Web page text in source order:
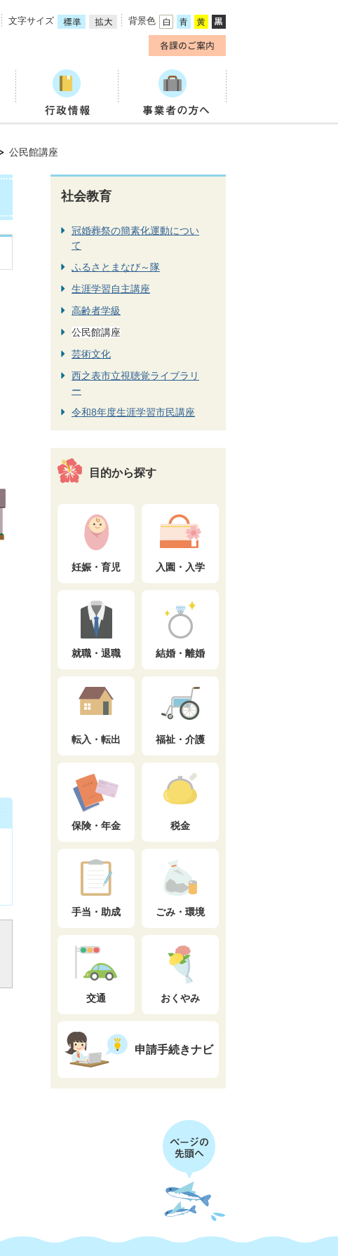
文字サイズ 背景色
公民館講座
社会教育
冠婚葬祭の簡素化運動につい
て
ふるさとまなび～隊
生涯学習自主講座
高齢者学級
公民館講座
芸術文化
西之表市立視聴覚ライブラリ
ー
令和8年度生涯学習市民講座
目的から探す
妊娠・育児 入園・入学
就職・退職 結婚・離婚
転入・転出 福祉・介護
保険・年金 税金
手当・助成 ごみ・環境
交通 おくやみ
申請手続きナビ